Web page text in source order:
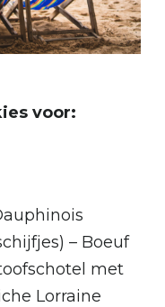
winkelmand.
voor:
– Boeuf
met
Lorraine